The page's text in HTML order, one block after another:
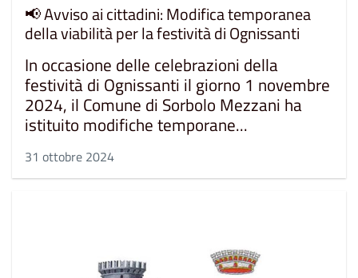
📢 Avviso ai cittadini: Modifica temporanea
della viabilità per la festività di Ognissanti
In occasione delle celebrazioni della
festività di Ognissanti il giorno 1 novembre
2024, il Comune di Sorbolo Mezzani ha
istituito modifiche temporane...
31 ottobre 2024